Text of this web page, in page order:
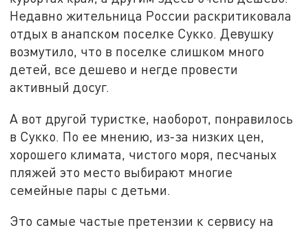
Недавно жительница России раскритиковала
отдых в анапском поселке Сукко. Девушку
возмутило, что в поселке слишком много
детей, все дешево и негде провести
активный досуг.
А вот другой туристке, наоборот, понравилось
в Сукко. По ее мнению, из-за низких цен,
хорошего климата, чистого моря, песчаных
пляжей это место выбирают многие
семейные пары с детьми.
Это самые частые претензии к сервису на